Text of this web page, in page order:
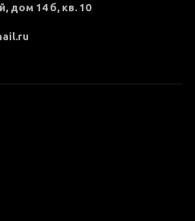
дом 14 б, кв. 10